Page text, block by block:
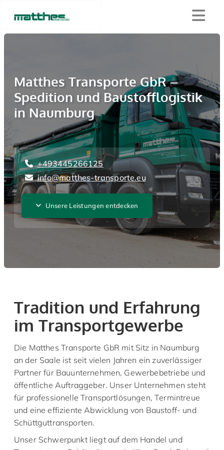
Zum Inhalt springen
Matthes Transporte GbR –
Spedition und Baustofflogistik
in Naumburg
 +493445266125
 info@matthes-transporte.eu
Unsere Leistungen entdecken
Tradition und Erfahrung
im Transportgewerbe
Die Matthes Transporte GbR mit Sitz in Naumburg
an der Saale ist seit vielen Jahren ein zuverlässiger
Partner für Bauunternehmen, Gewerbebetriebe und
öffentliche Auftraggeber. Unser Unternehmen steht
für professionelle Transportlösungen, Termintreue
und eine effiziente Abwicklung von Baustoff- und
Schüttguttransporten.
Unser Schwerpunkt liegt auf dem Handel und